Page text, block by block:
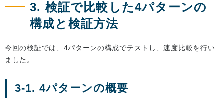
3. 検証で比較した4パターンの
構成と検証方法
今回の検証では、4パターンの構成でテストし、速度比較を行い
ました。
3-1. 4パターンの概要